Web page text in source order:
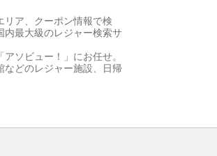
ア、クーポン情報で検
最大級のレジャー検索サ
ソビュー！」にお任せ。
などのレジャー施設、日帰